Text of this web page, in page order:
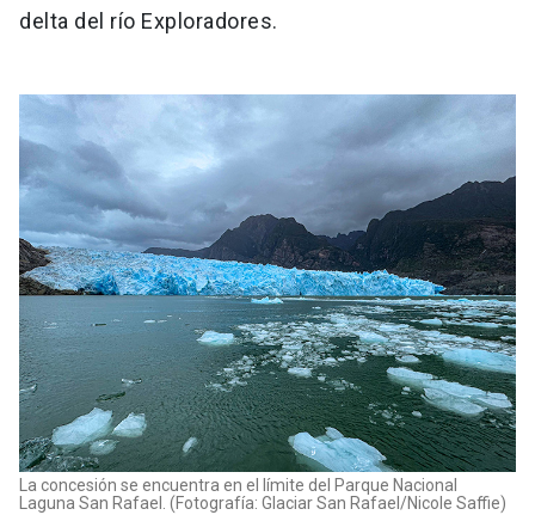
delta del río Exploradores.
La concesión se encuentra en el límite del Parque Nacional
Laguna San Rafael. (Fotografía: Glaciar San Rafael/Nicole Saffie)